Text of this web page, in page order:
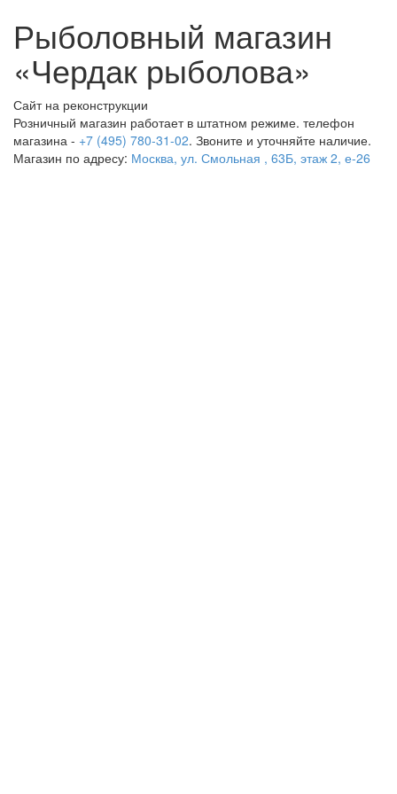
Рыболовный магазин
«Чердак рыболова»
Сайт на реконструкции
Розничный магазин работает в штатном режиме. телефон
магазина - +7 (495) 780-31-02. Звоните и уточняйте наличие.
Магазин по адресу: Москва, ул. Смольная , 63Б, этаж 2, е-26